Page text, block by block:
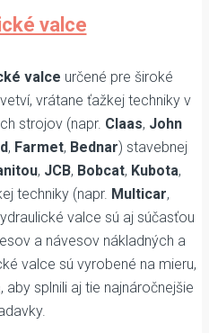
valce
valce určené pre široké
vrátane ťažkej techniky v
strojov (napr. Claas, John
, Farmet, Bednar) stavebnej
, JCB, Bobcat, Kubota,
techniky (napr. Multicar,
valce sú aj súčasťou
a návesov nákladných a
valce sú vyrobené na mieru,
splnili aj tie najnáročnejšie